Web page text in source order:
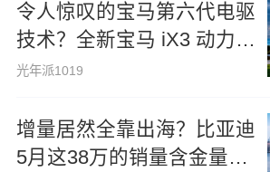
令人惊叹的宝马第六代电驱
技术？全新宝马 iX3 动力电
池深度剖析！
光年派1019
增量居然全靠出海？比亚迪
5月这38万的销量含金量有